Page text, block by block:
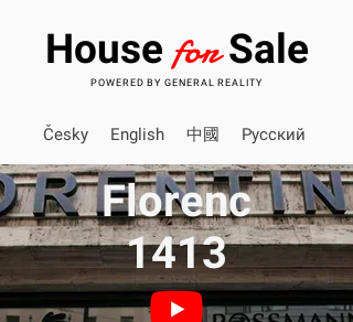
House forSale
POWERED BY GENERAL REALITY
Česky English 中國 Pусский
Florenc
1413